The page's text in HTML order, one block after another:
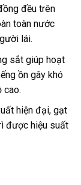
đều trên
toàn nước
lái.
sắt giúp hoạt
ồn gây khó
cao.
hiện đại, gạt
được hiệu suất